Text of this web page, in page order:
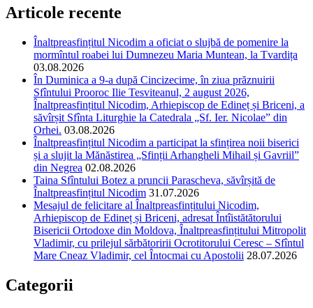
Articole recente
Înaltpreasfințitul Nicodim a oficiat o slujbă de pomenire la
mormîntul roabei lui Dumnezeu Maria Muntean, la Tvardița
03.08.2026
În Duminica a 9-a după Cincizecime, în ziua prăznuirii
Sfîntului Prooroc Ilie Tesviteanul, 2 august 2026,
Înaltpreasfințitul Nicodim, Arhiepiscop de Edineț și Briceni, a
săvîrșit Sfînta Liturghie la Catedrala „Sf. Ier. Nicolae” din
Orhei. 03.08.2026
Înaltpreasfințitul Nicodim a participat la sfințirea noii biserici
și a slujit la Mănăstirea „Sfinții Arhangheli Mihail și Gavriil”
din Negrea 02.08.2026
Taina Sfîntului Botez a pruncii Parascheva, săvîrșită de
Înaltpreasfințitul Nicodim 31.07.2026
Mesajul de felicitare al Înaltpreasfințitului Nicodim,
Arhiepiscop de Edineț și Briceni, adresat Întîistătătorului
Bisericii Ortodoxe din Moldova, Înaltpreasfințitului Mitropolit
Vladimir, cu prilejul sărbătoririi Ocrotitorului Ceresc – Sfîntul
Mare Cneaz Vladimir, cel Întocmai cu Apostolii 28.07.2026
Categorii